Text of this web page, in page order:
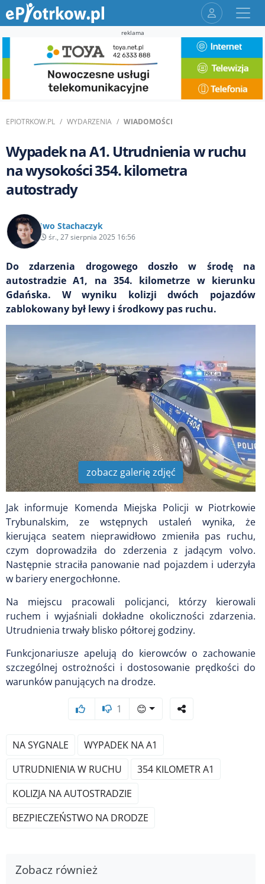
reklama
EPIOTRKOW.PL WYDARZENIA WIADOMOŚCI
Wypadek na A1. Utrudnienia w ruchu
na wysokości 354. kilometra
autostrady
Iwo Stachaczyk
śr., 27 sierpnia 2025 16:56
Do zdarzenia drogowego doszło w środę na
autostradzie A1, na 354. kilometrze w kierunku
Gdańska. W wyniku kolizji dwóch pojazdów
zablokowany był lewy i środkowy pas ruchu.
zobacz galerię zdjęć
Jak informuje Komenda Miejska Policji w Piotrkowie
Trybunalskim, ze wstępnych ustaleń wynika, że
kierująca seatem nieprawidłowo zmieniła pas ruchu,
czym doprowadziła do zderzenia z jadącym volvo.
Następnie straciła panowanie nad pojazdem i uderzyła
w bariery energochłonne.
Na miejscu pracowali policjanci, którzy kierowali
ruchem i wyjaśniali dokładne okoliczności zdarzenia.
Utrudnienia trwały blisko półtorej godziny.
Funkcjonariusze apelują do kierowców o zachowanie
szczególnej ostrożności i dostosowanie prędkości do
warunków panujących na drodze.
1 😊
NA SYGNALE
WYPADEK NA A1
UTRUDNIENIA W RUCHU
354 KILOMETR A1
KOLIZJA NA AUTOSTRADZIE
BEZPIECZEŃSTWO NA DRODZE
Zobacz również